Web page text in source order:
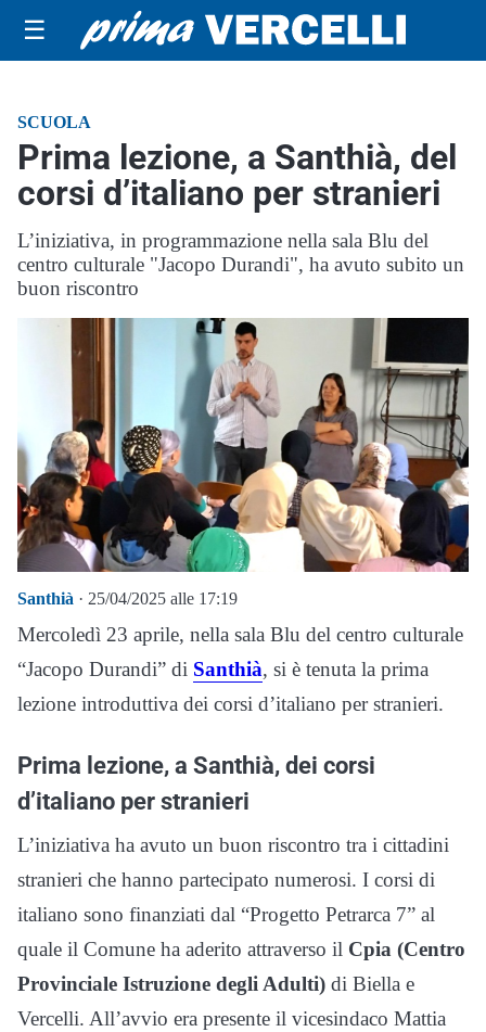
☰
SCUOLA
Prima lezione, a Santhià, del
corsi d’italiano per stranieri
L’iniziativa, in programmazione nella sala Blu del
centro culturale "Jacopo Durandi", ha avuto subito un
buon riscontro
Santhià · 25/04/2025 alle 17:19
Mercoledì 23 aprile, nella sala Blu del centro culturale
“Jacopo Durandi” di Santhià, si è tenuta la prima
lezione introduttiva dei corsi d’italiano per stranieri.
Prima lezione, a Santhià, dei corsi
d’italiano per stranieri
L’iniziativa ha avuto un buon riscontro tra i cittadini
stranieri che hanno partecipato numerosi. I corsi di
italiano sono finanziati dal “Progetto Petrarca 7” al
quale il Comune ha aderito attraverso il Cpia (Centro
Provinciale Istruzione degli Adulti) di Biella e
Vercelli. All’avvio era presente il vicesindaco Mattia